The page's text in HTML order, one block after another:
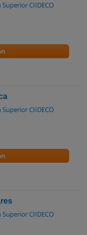
CIIDECO
CIIDECO
CIIDECO